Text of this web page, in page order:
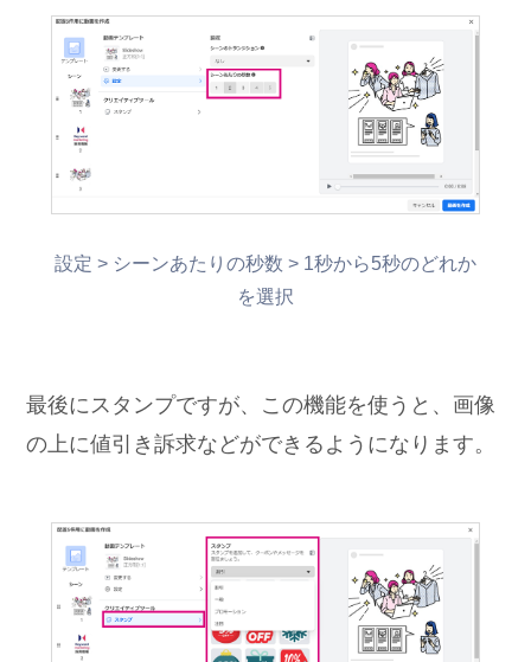
設定 > シーンあたりの秒数 > 1秒から5秒のどれか
を選択
最後にスタンプですが、この機能を使うと、画像
の上に値引き訴求などができるようになります。